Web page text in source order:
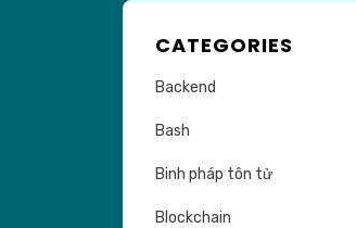
CATEGORIES
Backend
Bash
Binh pháp tôn tử
Blockchain